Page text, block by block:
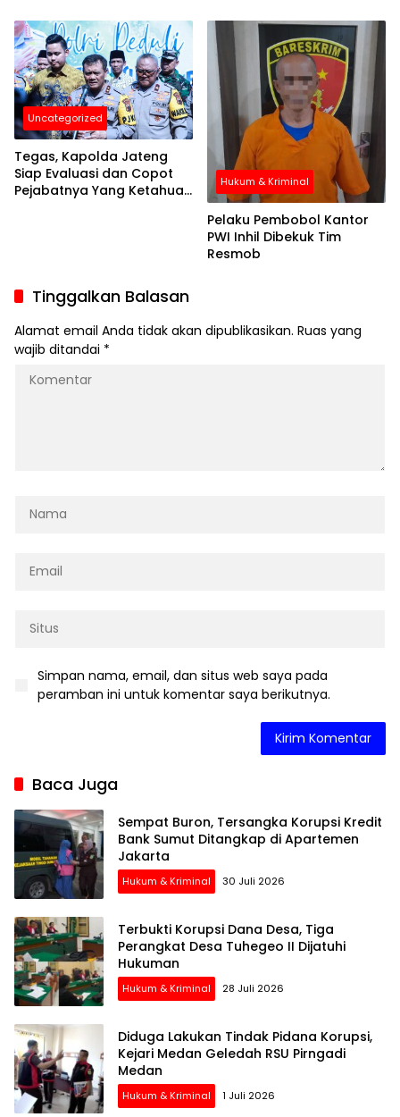
Uncategorized
Tegas, Kapolda Jateng
Siap Evaluasi dan Copot
Pejabatnya Yang Ketahuan
Hukum & Kriminal
Pelaku Pembobol Kantor
PWI Inhil Dibekuk Tim
Resmob
Tinggalkan Balasan
Alamat email Anda tidak akan dipublikasikan. Ruas yang
wajib ditandai *
Simpan nama, email, dan situs web saya pada
peramban ini untuk komentar saya berikutnya.
Baca Juga
Sempat Buron, Tersangka Korupsi Kredit
Bank Sumut Ditangkap di Apartemen
Jakarta
Hukum & Kriminal 30 Juli 2026
Terbukti Korupsi Dana Desa, Tiga
Perangkat Desa Tuhegeo II Dijatuhi
Hukuman
Hukum & Kriminal 28 Juli 2026
Diduga Lakukan Tindak Pidana Korupsi,
Kejari Medan Geledah RSU Pirngadi
Medan
Hukum & Kriminal 1 Juli 2026